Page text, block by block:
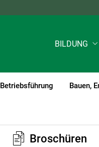
BILDUNG
Betriebsführung Bauen,
Broschüren